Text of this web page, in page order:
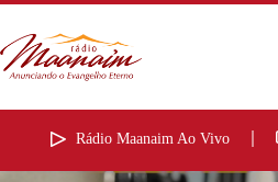
Rádio Maanaim Ao Vivo